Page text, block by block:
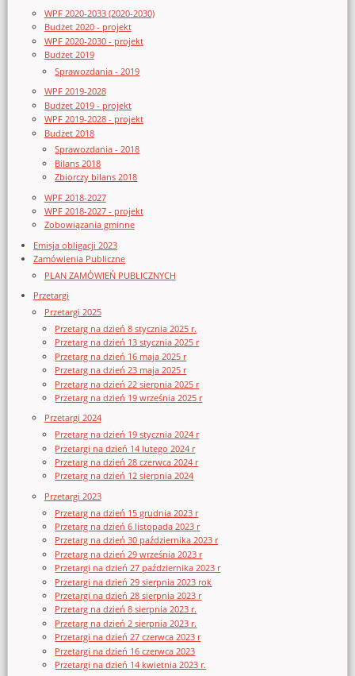
WPF 2020-2033 (2020-2030)
Budżet 2020 - projekt
WPF 2020-2030 - projekt
Budżet 2019
Sprawozdania - 2019
WPF 2019-2028
Budżet 2019 - projekt
WPF 2019-2028 - projekt
Budżet 2018
Sprawozdania - 2018
Bilans 2018
Zbiorczy bilans 2018
WPF 2018-2027
WPF 2018-2027 - projekt
Zobowiązania gminne
Emisja obligacji 2023
Zamówienia Publiczne
PLAN ZAMÓWIEŃ PUBLICZNYCH
Przetargi
Przetargi 2025
Przetarg na dzień 8 stycznia 2025 r.
Przetarg na dzień 13 stycznia 2025 r
Przetarg na dzień 16 maja 2025 r
Przetarg na dzień 23 maja 2025 r
Przetarg na dzień 22 sierpnia 2025 r
Przetarg na dzień 19 września 2025 r
Przetargi 2024
Przetarg na dzień 19 stycznia 2024 r
Przetargi na dzień 14 lutego 2024 r
Przetarg na dzień 28 czerwca 2024 r
Przetarg na dzień 12 sierpnia 2024
Przetargi 2023
Przetarg na dzień 15 grudnia 2023 r
Przetarg na dzień 6 listopada 2023 r
Przetarg na dzień 30 października 2023 r
Przetarg na dzień 29 września 2023 r
Przetargi na dzień 27 października 2023 r
Przetargi na dzień 29 sierpnia 2023 rok
Przetargi na dzień 28 sierpnia 2023 r
Przetarg na dzień 8 sierpnia 2023 r.
Przetarg na dzień 2 sierpnia 2023 r.
Przetargi na dzień 27 czerwca 2023 r
Przetargi na dzień 16 czerwca 2023
Przetargi na dzień 14 kwietnia 2023 r.